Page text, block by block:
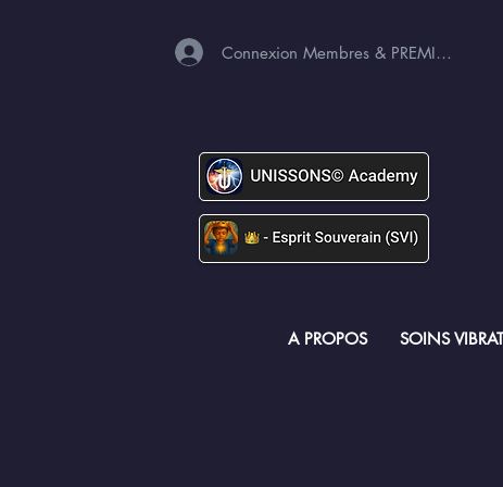
Connexion Membres & PREMIUM
A PROPOS SOINS